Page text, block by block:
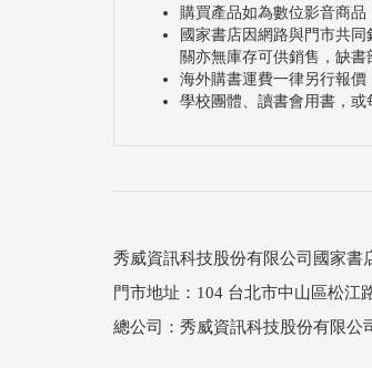
購買產品如為數位影音商
國家書店因網路與門市共
關亦無庫存可供銷售，缺書
海外購書運費一律另行報
學校團體、讀書會用書，
秀威資訊科技股份有限公司國家
門市地址：104 台北市中山區松江
總公司：秀威資訊科技股份有限公